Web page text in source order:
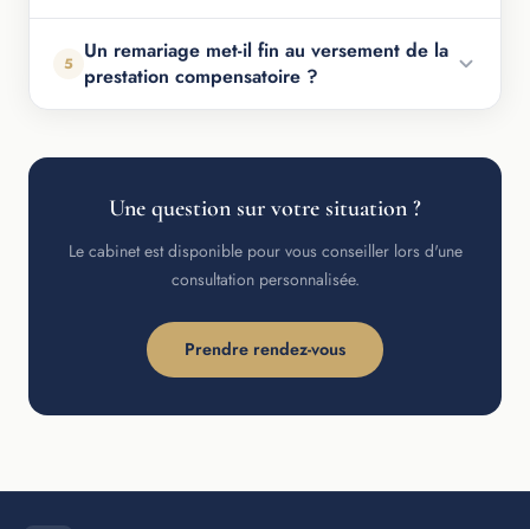
5 Un remariage met-il fin au versement de la
prestation compensatoire ?
Une question sur votre situation ?
Le cabinet est disponible pour vous conseiller lors d'une
consultation personnalisée.
Prendre rendez-vous